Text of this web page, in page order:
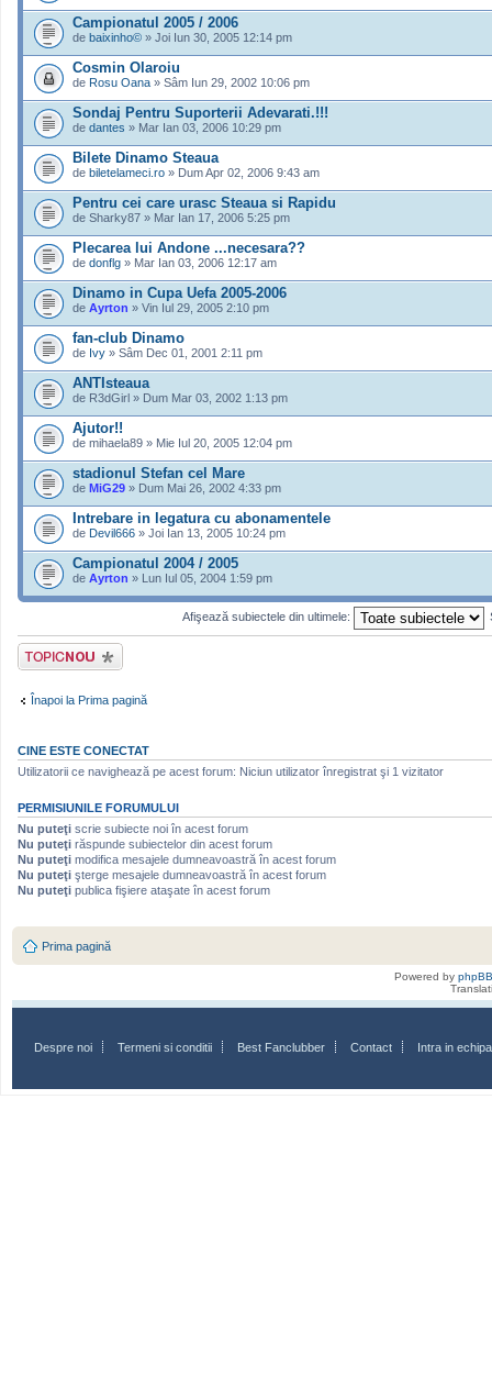
Campionatul 2005 / 2006
de baixinho© » Joi Iun 30, 2005 12:14 pm
Cosmin Olaroiu
de Rosu Oana » Sâm Iun 29, 2002 10:06 pm
Sondaj Pentru Suporterii Adevarati.!!!
de dantes » Mar Ian 03, 2006 10:29 pm
Bilete Dinamo Steaua
de biletelameci.ro » Dum Apr 02, 2006 9:43 am
Pentru cei care urasc Steaua si Rapidu
de Sharky87 » Mar Ian 17, 2006 5:25 pm
Plecarea lui Andone ...necesara??
de donflg » Mar Ian 03, 2006 12:17 am
Dinamo in Cupa Uefa 2005-2006
de Ayrton » Vin Iul 29, 2005 2:10 pm
fan-club Dinamo
de Ivy » Sâm Dec 01, 2001 2:11 pm
ANTIsteaua
de R3dGirl » Dum Mar 03, 2002 1:13 pm
Ajutor!!
de mihaela89 » Mie Iul 20, 2005 12:04 pm
stadionul Stefan cel Mare
de MiG29 » Dum Mai 26, 2002 4:33 pm
Intrebare in legatura cu abonamentele
de Devil666 » Joi Ian 13, 2005 10:24 pm
Campionatul 2004 / 2005
de Ayrton » Lun Iul 05, 2004 1:59 pm
Afişează subiectele din ultimele:
Scrie un subiect
nou
Înapoi la Prima pagină
CINE ESTE CONECTAT
Utilizatorii ce navighează pe acest forum: Niciun utilizator înregistrat şi 1 vizitator
PERMISIUNILE FORUMULUI
Nu puteţi scrie subiecte noi în acest forum
Nu puteţi răspunde subiectelor din acest forum
Nu puteţi modifica mesajele dumneavoastră în acest forum
Nu puteţi şterge mesajele dumneavoastră în acest forum
Nu puteţi publica fişiere ataşate în acest forum
Prima pagină
Powered by phpBB
Despre noi Termeni si conditii Best Fanclubber Contact Intra in